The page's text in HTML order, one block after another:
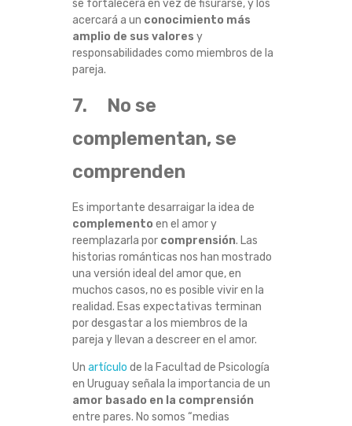
se fortalecerá en vez de fisurarse, y los
acercará a un conocimiento más
amplio de sus valores y
responsabilidades como miembros de la
pareja.
7. No se
complementan, se
comprenden
Es importante desarraigar la idea de
complemento en el amor y
reemplazarla por comprensión. Las
historias románticas nos han mostrado
una versión ideal del amor que, en
muchos casos, no es posible vivir en la
realidad. Esas expectativas terminan
por desgastar a los miembros de la
pareja y llevan a descreer en el amor.
Un artículo de la Facultad de Psicología
en Uruguay señala la importancia de un
amor basado en la comprensión
entre pares. No somos “medias